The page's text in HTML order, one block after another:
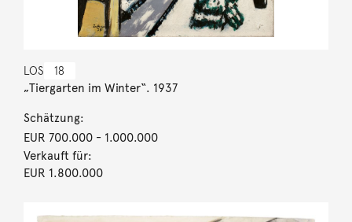
LOS 18
„Tiergarten im Winter“. 1937
Schätzung:
EUR 700.000- 1.000.000
Verkauft für:
EUR 1.800.000